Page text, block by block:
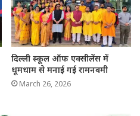
दिल्ली स्कूल ऑफ एक्सीलेंस में
धूमधाम से मनाई गई रामनवमी
March 26, 2026